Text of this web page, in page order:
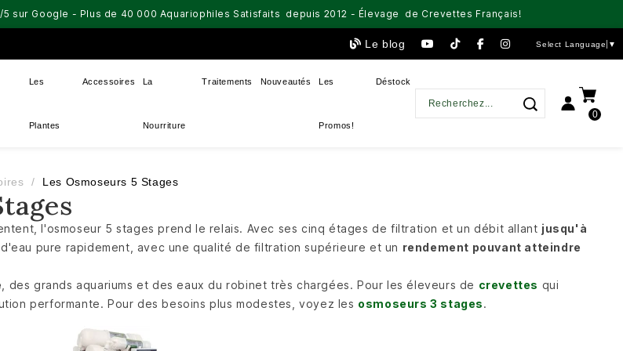
sur Google - Plus de 40 000 Aquariophiles Satisfaits depuis 2012 - Élevage de Crevettes Français!
Le blog Select Language ▼
Les
Plantes
Accessoires La
Nourriture
Traitements Nouveautés Les
Promos!
Déstock
0
Les Osmoseurs 5 Stages
l'osmoseur 5 stages prend le relais. Avec ses cinq étages de filtration et un débit allant jusqu'à
pure rapidement, avec une qualité de filtration supérieure et un rendement pouvant atteindre
, des grands aquariums et des eaux du robinet très chargées. Pour les éleveurs de crevettes qui
performante. Pour des besoins plus modestes, voyez les osmoseurs 3 stages.